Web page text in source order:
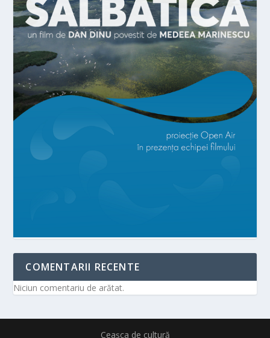
COMENTARII RECENTE
Niciun comentariu de arătat.
Ceașca de cultură